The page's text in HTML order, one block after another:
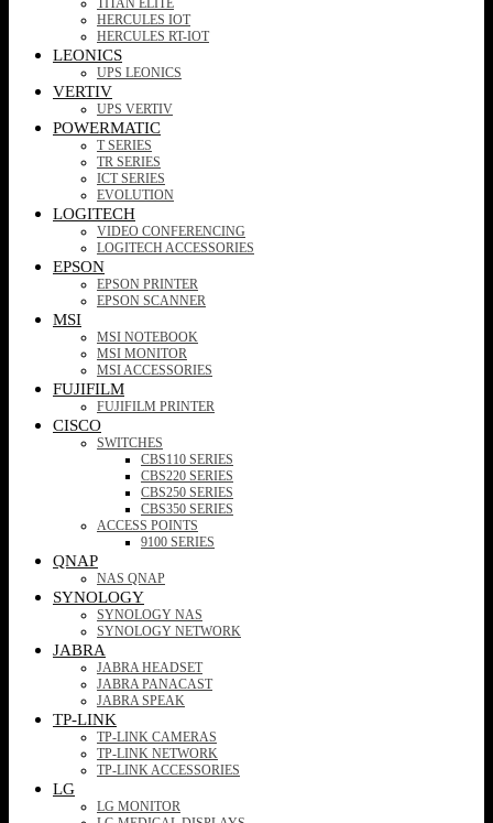
TITAN ELITE
HERCULES IOT
HERCULES RT-IOT
LEONICS
UPS LEONICS
VERTIV
UPS VERTIV
POWERMATIC
T SERIES
TR SERIES
ICT SERIES
EVOLUTION
LOGITECH
VIDEO CONFERENCING
LOGITECH ACCESSORIES
EPSON
EPSON PRINTER
EPSON SCANNER
MSI
MSI NOTEBOOK
MSI MONITOR
MSI ACCESSORIES
FUJIFILM
FUJIFILM PRINTER
CISCO
SWITCHES
CBS110 SERIES
CBS220 SERIES
CBS250 SERIES
CBS350 SERIES
ACCESS POINTS
9100 SERIES
QNAP
NAS QNAP
SYNOLOGY
SYNOLOGY NAS
SYNOLOGY NETWORK
JABRA
JABRA HEADSET
JABRA PANACAST
JABRA SPEAK
TP-LINK
TP-LINK CAMERAS
TP-LINK NETWORK
TP-LINK ACCESSORIES
LG
LG MONITOR